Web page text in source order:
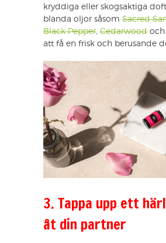
kryddiga eller skogsaktiga
blanda oljor såsom Sacred
Black Pepper, Cedarwood och
att få en frisk och berusande
3. Tappa upp ett
åt din partner